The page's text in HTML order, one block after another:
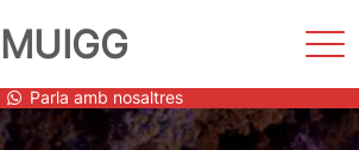
MUIGG
Parla amb nosaltres